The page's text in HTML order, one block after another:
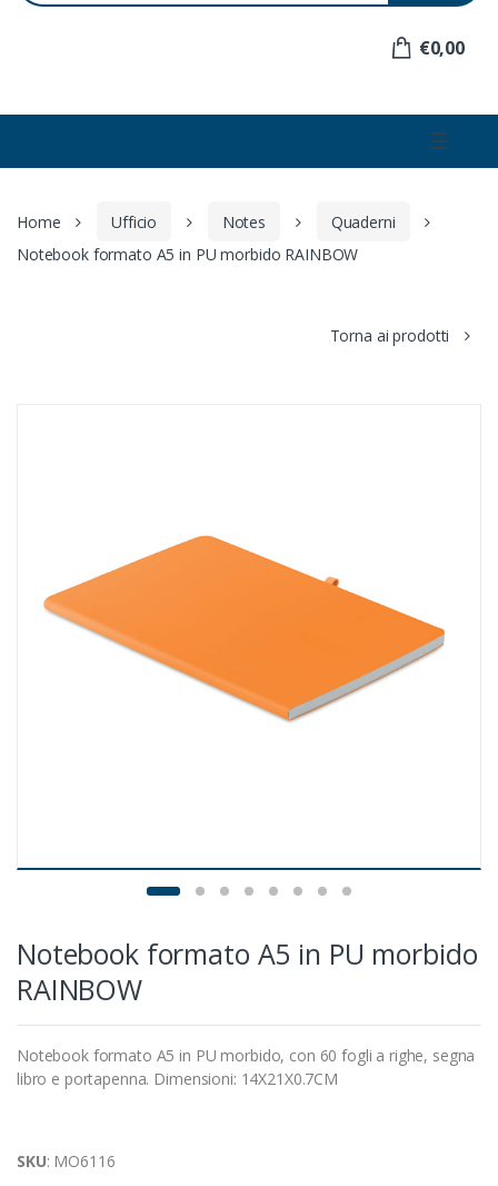
€0,00
☰
Home Ufficio Notes
Quaderni
Notebook formato A5 in PU morbido RAINBOW
Torna ai prodotti
Notebook formato A5 in PU morbido
RAINBOW
Notebook formato A5 in PU morbido, con 60 fogli a righe, segna
libro e portapenna. Dimensioni: 14X21X0.7CM
SKU: MO6116